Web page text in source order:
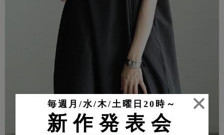
毎週月/水/木/土曜日20時～
新作発表会